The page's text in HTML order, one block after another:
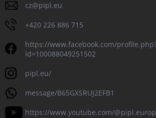
cz@pipl.eu
+420 226 886 715
https://www.facebook.com/
id=100088049251502
pipl.eu/
message/B65GXSRUJ2EFB1
https://www.youtube.com/